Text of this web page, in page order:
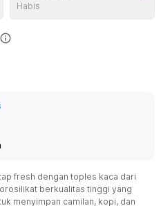
Habis
fresh dengan toples kaca dari
berkualitas tinggi yang
menyimpan camilan, kopi, dan